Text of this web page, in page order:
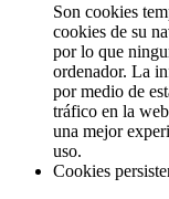
Son cookies
cookies de su
por lo que
ordenador. La
por medio de
tráfico en la
una mejor
uso.
Cookies